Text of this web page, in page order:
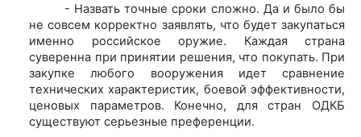
- Назвать точные сроки сложно. Да и было бы
не совсем корректно заявлять, что будет закупаться
именно российское оружие. Каждая страна
суверенна при принятии решения, что покупать. При
закупке любого вооружения идет сравнение
технических характеристик, боевой эффективности,
ценовых параметров. Конечно, для стран ОДКБ
существуют серьезные преференции.